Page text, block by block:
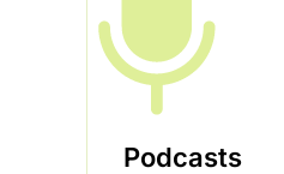
Podcasts